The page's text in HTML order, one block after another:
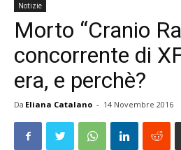
Notizie
Morto “Cranio
concorrente di
era, e perchè?
Da Eliana Catalano - 14 Novembre 2016